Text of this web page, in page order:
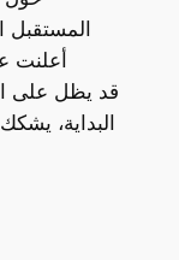
أعلنت
البداية،